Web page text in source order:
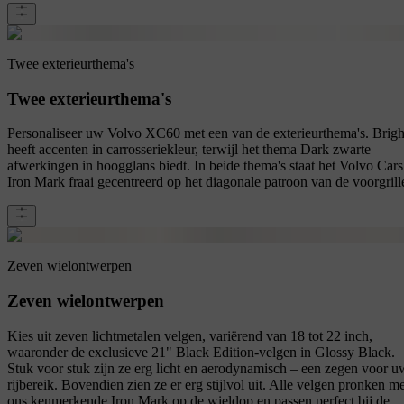
Twee exterieurthema's
Twee exterieurthema's
Personaliseer uw Volvo XC60 met een van de exterieurthema's.
heeft accenten in carrosseriekleur, terwijl het thema Dark zwarte
afwerkingen in hoogglans biedt. In beide thema's staat het Volvo Cars
Iron Mark fraai gecentreerd op het diagonale patroon van de
Zeven wielontwerpen
Zeven wielontwerpen
Kies uit zeven lichtmetalen velgen, variërend van 18 tot 22 inch,
waaronder de exclusieve 21" Black Edition-velgen in Glossy Black.
Stuk voor stuk zijn ze erg licht en aerodynamisch – een zegen voor
rijbereik. Bovendien zien ze er erg stijlvol uit. Alle velgen pronken
ons kenmerkende Iron Mark op de wieldop en passen perfect bij de